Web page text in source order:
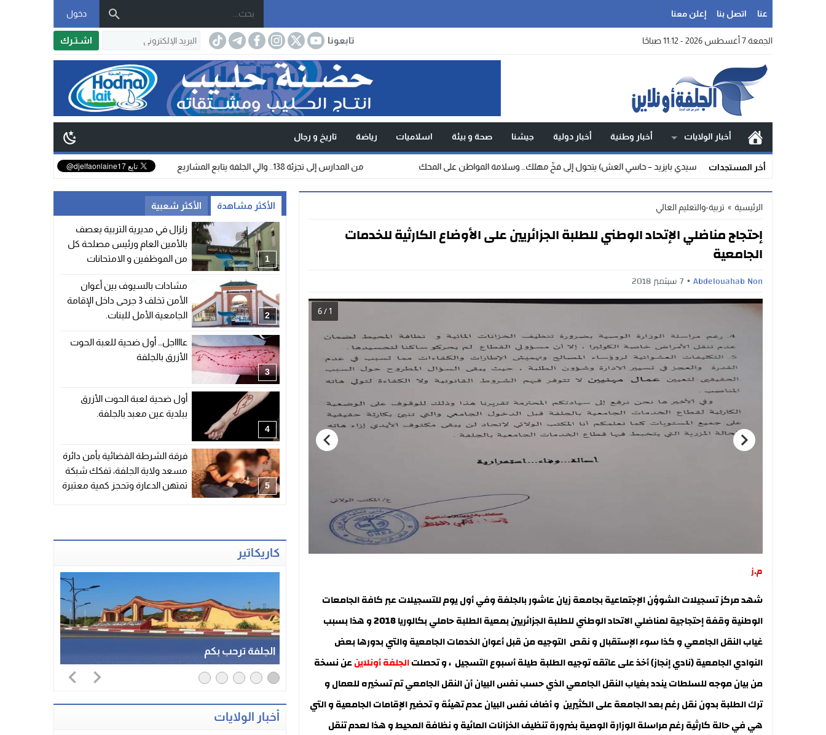
عنا اتصل بنا إعلن معنا دخول
الجمعة 7 أغسطس 2026 - 11:12 صباحًا تابعونا اشـتـرك
أخبار الولايات أخبار وطنية أخبار دولية جيشنا صحة و بيئة اسلاميات رياضة تاريخ و رجال
أخر المستجدات من المدارس إلى تجزئة 138.. والي الجلفة يتابع المشاريع ميدانيًا ويعطي إشارة انطلاق الربط بالكهرباء والغاز صرخة العزلة: طريق (سيدي بايزيد – حاسي العش) يتحول إلى فخّ مهلك… وسلامة المواطن على المحك
الرئيسية » تربية-والتعليم العالي
إحتجاج مناضلي الإتحاد الوطني للطلبة الجزائريين على الأوضاع الكارثية للخدمات
الجامعية
Abdelouahab Non 7 سبتمبر 2018
1 / 6
م.ز
شهد مركز تسجيلات الشوؤن الإجتماعية بجامعة زيان عاشور بالجلفة وفي أول يوم للتسجيلات عبر كافة الجامعات
الوطنية وقفة إحتجاجية لمناضلي الاتحاد الوطني للطلبة الجزائريين بمعية الطلبة حاملي بكالوريا 2018 و هذا بسبب
غياب النقل الجامعي و كذا سوء الإستقبال و نقص التوجيه من قبل أعوان الخدمات الجامعية والتي بدورها بعض
النوادي الجامعية (نادي إنجاز) أخذ على عاتقه توجيه الطلبة طيلة أسبوع التسجيل ، و تحصلتالجلفة أونلاينعن نسخة
من بيان موجه للسلطات يندد بغياب النقل الجامعي الذي حسب نفس البيان أن النقل الجامعي تم تسخيره للعمال و
ترك الطلبة بدون نقل رغم بعد الجامعة على الكثيرين و أضاف نفس البيان عدم تهيئة و تحضير الإقامات الجامعية و التي
هي في حالة كارثية رغم مراسلة الوزارة الوصية بضرورة تنظيف الخزانات المائية و نظافة المحيط و هذا لعدم تنقل
الأكثر مشاهدة الأكثر شعبية
1
زلزال في مديرية التربية يعصف
بالأمين العام ورئيس مصلحة كل
من الموظفين و الامتحانات
2
مشادات بالسيوف بين أعوان
الأمن تخلف 3 جرحى داخل الإقامة
الجامعية الأمل للبنات.
3
عااااجل… أول ضحية للعبة الحوت
الأزرق بالجلفة
4
أول ضحية لعبة الحوت الأزرق
ببلدية عين معبد بالجلفة.
5
فرقة الشرطة القضائية بأمن دائرة
مسعد ولاية الجلفة، تفكك شبكة
تمتهن الدعارة وتحجز كمية معتبرة
كاريكاتير
الجلفة ترحب بكم
أخبار الولايات